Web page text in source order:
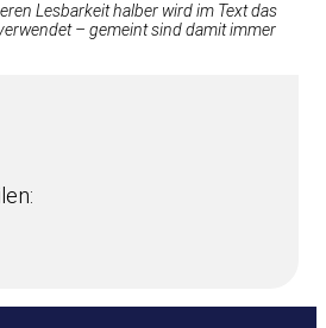
Lesbarkeit halber wird im Text das
– gemeint sind damit immer